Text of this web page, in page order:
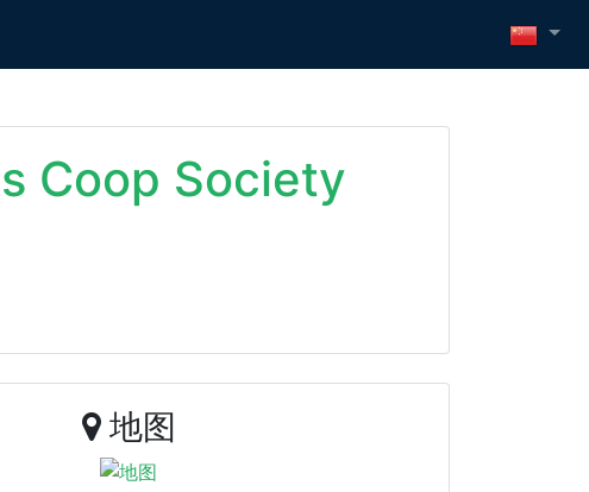
Coop Society
地图